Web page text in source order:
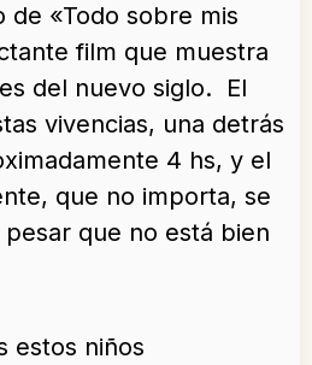
de «Todo sobre mis
film que muestra
del nuevo siglo. El
vivencias, una detrás
4 hs, y el
que no importa, se
que no está bien
estos niños